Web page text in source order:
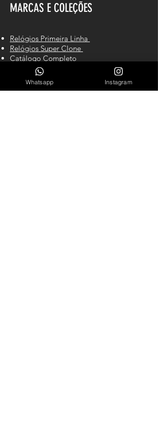
MARCAS E COLEÇÕES
Relógios Primeira Linha
Relógios Super Clone
Catálogo Completo
Tag Heuer
Whatsapp Instagram